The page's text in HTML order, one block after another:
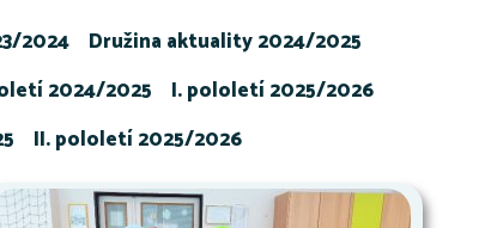
2024
Družina aktuality 2024/2025
2024/2025
I. pololetí 2025/2026
II. pololetí 2025/2026